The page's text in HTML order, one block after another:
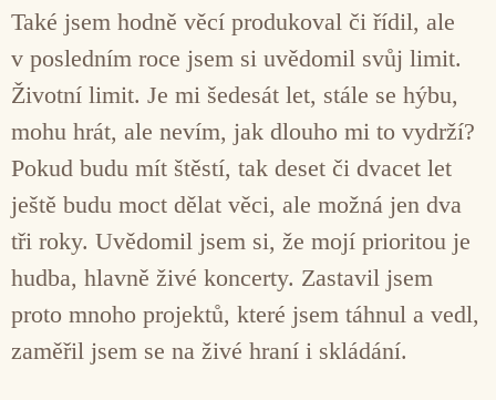
Také jsem hodně věcí produkoval či řídil, ale
v posledním roce jsem si uvědomil svůj limit.
Životní limit. Je mi šedesát let, stále se hýbu,
mohu hrát, ale nevím, jak dlouho mi to vydrží?
Pokud budu mít štěstí, tak deset či dvacet let
ještě budu moct dělat věci, ale možná jen dva
tři roky. Uvědomil jsem si, že mojí prioritou je
hudba, hlavně živé koncerty. Zastavil jsem
proto mnoho projektů, které jsem táhnul a vedl,
zaměřil jsem se na živé hraní i skládání.